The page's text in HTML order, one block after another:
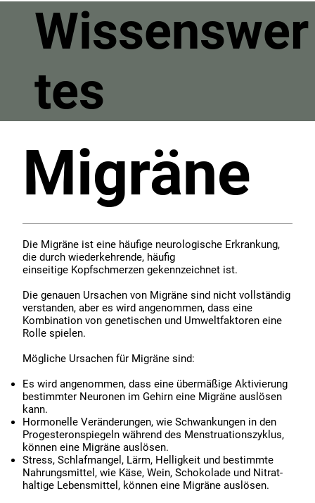
Wissenswer
tes
Migräne
Die Migräne ist eine häufige neurologische Erkrankung,
die durch wiederkehrende, häufig
einseitige Kopfschmerzen gekennzeichnet ist.
Die genauen Ursachen von Migräne sind nicht vollständig
verstanden, aber es wird angenommen, dass eine
Kombination von genetischen und Umweltfaktoren eine
Rolle spielen.
Mögliche Ursachen für Migräne sind:
Es wird angenommen, dass eine übermäßige Aktivierung
bestimmter Neuronen im Gehirn eine Migräne auslösen
kann.
Hormonelle Veränderungen, wie Schwankungen in den
Progesteronspiegeln während des Menstruationszyklus,
können eine Migräne auslösen.
Stress, Schlafmangel, Lärm, Helligkeit und bestimmte
Nahrungsmittel, wie Käse, Wein, Schokolade und Nitrat-
haltige Lebensmittel, können eine Migräne auslösen.